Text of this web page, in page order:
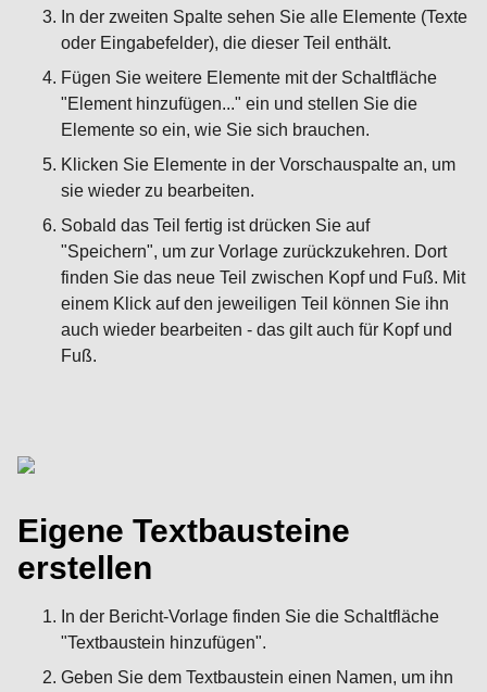
In der zweiten Spalte sehen Sie alle Elemente (Texte
oder Eingabefelder), die dieser Teil enthält.
Fügen Sie weitere Elemente mit der Schaltfläche
"Element hinzufügen..." ein und stellen Sie die
Elemente so ein, wie Sie sich brauchen.
Klicken Sie Elemente in der Vorschauspalte an, um
sie wieder zu bearbeiten.
Sobald das Teil fertig ist drücken Sie auf
"Speichern", um zur Vorlage zurückzukehren. Dort
finden Sie das neue Teil zwischen Kopf und Fuß. Mit
einem Klick auf den jeweiligen Teil können Sie ihn
auch wieder bearbeiten - das gilt auch für Kopf und
Fuß.
Eigene Textbausteine
erstellen
In der Bericht-Vorlage finden Sie die Schaltfläche
"Textbaustein hinzufügen".
Geben Sie dem Textbaustein einen Namen, um ihn